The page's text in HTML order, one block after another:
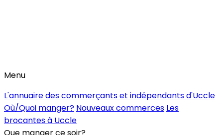
Menu
L'annuaire des commerçants et indépendants d'Uccle
Où/Quoi manger? Nouveaux commerces Les
brocantes à Uccle